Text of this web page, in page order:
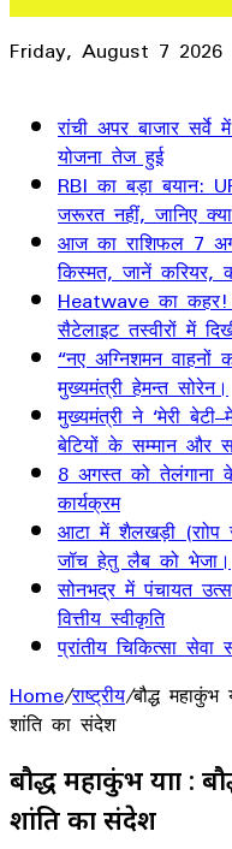
Friday, August 7 2026
रांची अपर बाजार सर्वे
योजना तेज हुई
RBI का बड़ा बयान:
जरूरत नहीं, जानिए
आज का राशिफल 7
किस्मत, जानें करियर,
Heatwave का कहर!
सैटेलाइट तस्वीरों में
“नए अग्निशमन वाहनों
मुख्यमंत्री हेमन्त सोरेन।
मुख्यमंत्री ने ‘मेरी
बेटियों के सम्मान और
8 अगस्त को तेलंगाना
कार्यक्रम
आटा में शैलखड़ी (राोप
जॉच हेतु लैब को भेजा।
सोनभद्र में पंचायत
वित्तीय स्वीकृति
प्रांतीय चिकित्सा सेवा
Home/राष्ट्रीय/बौद्ध
शांति का संदेश
बौद्ध महाकुंभ यात्रा :
शांति का संदेश